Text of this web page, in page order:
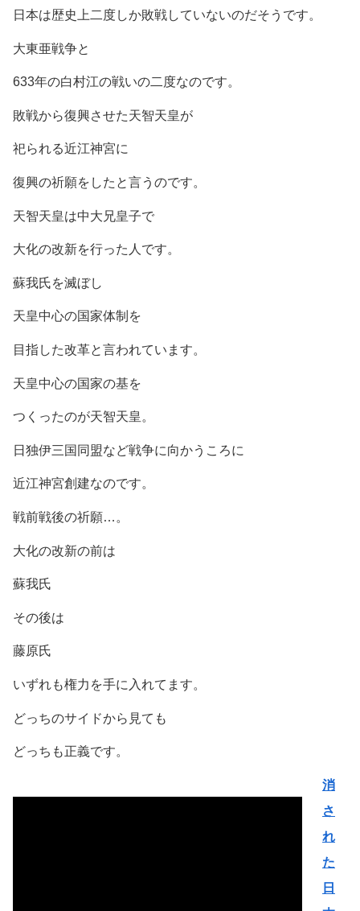
日本は歴史上二度しか敗戦していないのだそうです。
大東亜戦争と
633年の白村江の戦いの二度なのです。
敗戦から復興させた天智天皇が
祀られる近江神宮に
復興の祈願をしたと言うのです。
天智天皇は中大兄皇子で
大化の改新を行った人です。
蘇我氏を滅ぼし
天皇中心の国家体制を
目指した改革と言われています。
天皇中心の国家の基を
つくったのが天智天皇。
日独伊三国同盟など戦争に向かうころに
近江神宮創建なのです。
戦前戦後の祈願…。
大化の改新の前は
蘇我氏
その後は
藤原氏
いずれも権力を手に入れてます。
どっちのサイドから見ても
どっちも正義です。
消
さ
れ
た
日